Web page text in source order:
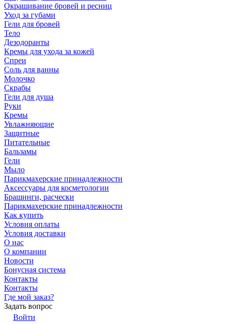
Окрашивание бровей и ресниц
Уход за губами
Гели для бровей
Тело
Дезодоранты
Кремы для ухода за кожей
Спреи
Соль для ванны
Молочко
Скрабы
Гели для душа
Руки
Кремы
Увлажняющие
Защитные
Питательные
Бальзамы
Гели
Мыло
Парикмахерские принадлежности
Аксессуары для косметологии
Брашинги, расчески
Парикмахерские принадлежности
Как купить
Условия оплаты
Условия доставки
О нас
О компании
Новости
Бонусная система
Контакты
Контакты
Где мой заказ?
Задать вопрос
Войти